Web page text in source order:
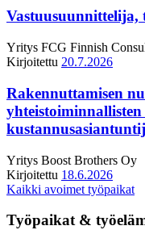
Yritys FCG Finnish
Kirjoitettu 20.7.2026
Rakennuttamisen
Yritys Boost Brothers Oy
Kirjoitettu 18.6.2026
Kaikki avoimet työpaikat
Työpaikat &